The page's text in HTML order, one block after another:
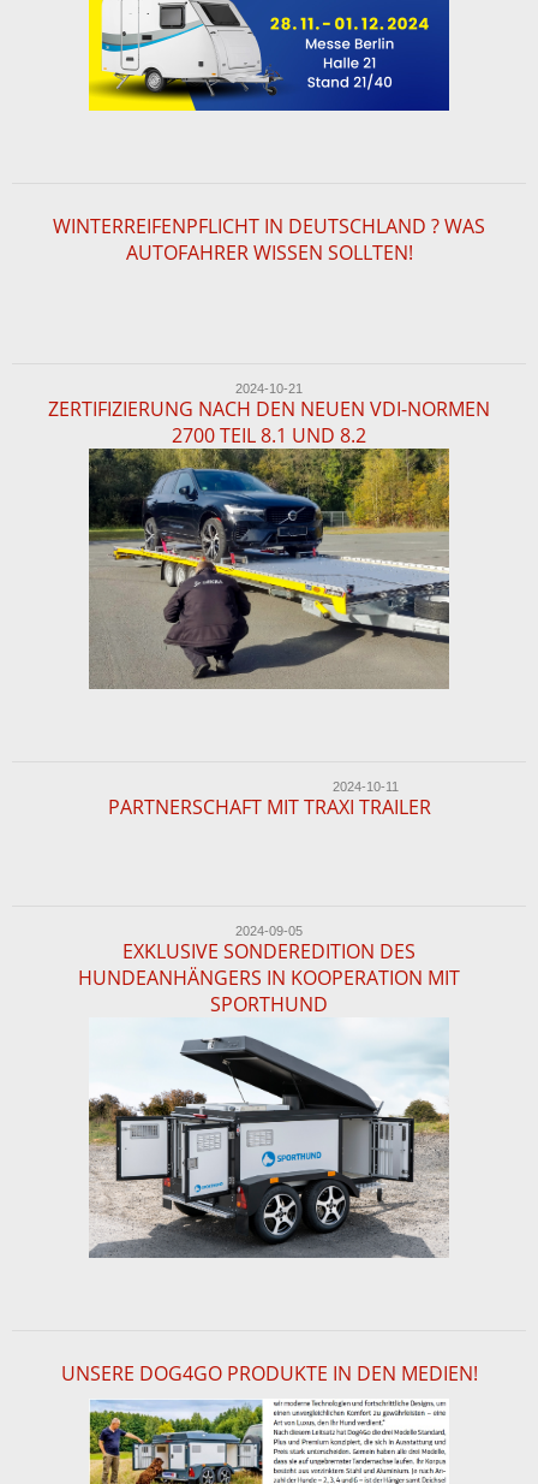
WINTERREIFENPFLICHT IN DEUTSCHLAND ? WAS
AUTOFAHRER WISSEN SOLLTEN!
2024-10-21
ZERTIFIZIERUNG NACH DEN NEUEN VDI-NORMEN
2700 TEIL 8.1 UND 8.2
2024-10-11
PARTNERSCHAFT MIT TRAXI TRAILER
2024-09-05
EXKLUSIVE SONDEREDITION DES
HUNDEANHÄNGERS IN KOOPERATION MIT
SPORTHUND
UNSERE DOG4GO PRODUKTE IN DEN MEDIEN!